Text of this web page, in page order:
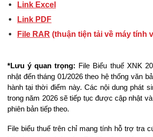
Link Excel
Link PDF
File RAR (thuận tiện tải về máy tính
*Lưu ý quan trọng: File Biểu thuế XNK
nhật đến tháng 01/2026 theo hệ thống văn
hành tại thời điểm này. Các nội dung phát
trong năm 2026 sẽ tiếp tục được cập nhật
phiên bản tiếp theo.
File biểu thuế trên chỉ mang tính hỗ trợ tra